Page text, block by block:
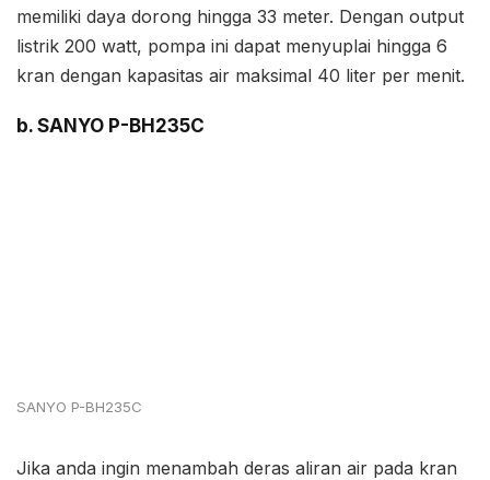
memiliki daya dorong hingga 33 meter. Dengan output
listrik 200 watt, pompa ini dapat menyuplai hingga 6
kran dengan kapasitas air maksimal 40 liter per menit.
b. SANYO P-BH235C
SANYO P-BH235C
Jika anda ingin menambah deras aliran air pada kran